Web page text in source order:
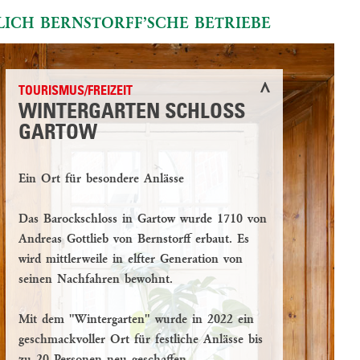
Bernstorff’sche Betriebe
TOURISMUS/FREIZEIT
WINTERGARTEN SCHLOSS
GARTOW
Ein Ort für besondere Anlässe
Das Barockschloss in Gartow wurde 1710 von
Andreas Gottlieb von Bernstorff erbaut. Es
wird mittlerweile in elfter Generation von
seinen Nachfahren bewohnt.
Mit dem "Wintergarten" wurde in 2022 ein
geschmackvoller Ort für festliche Anlässe bis